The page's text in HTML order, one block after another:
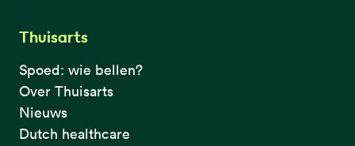
Thuisarts
Spoed: wie bellen?
Over Thuisarts
Nieuws
Dutch healthcare